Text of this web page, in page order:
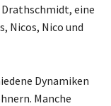
eine
Nicos, Nico und
Dynamiken
Manche